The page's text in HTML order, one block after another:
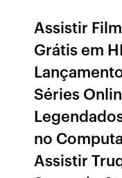
Assistir
Grátis em
Séries
no
Assistir